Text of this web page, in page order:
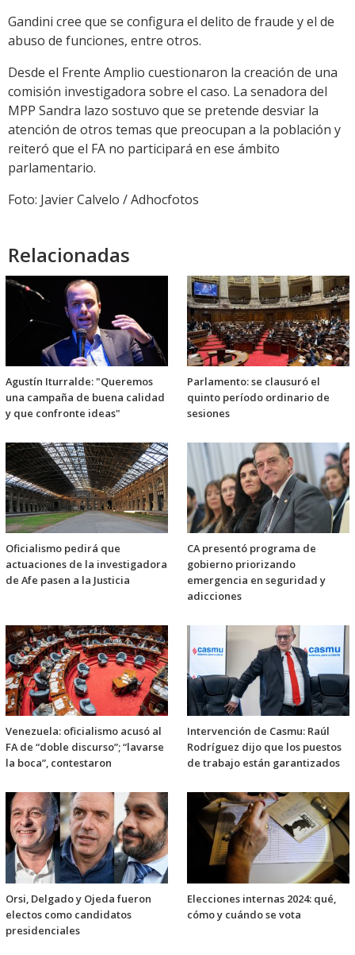
Gandini cree que se configura el delito de fraude y el de
abuso de funciones, entre otros.
Desde el Frente Amplio cuestionaron la creación de una
comisión investigadora sobre el caso. La senadora del
MPP Sandra lazo sostuvo que se pretende desviar la
atención de otros temas que preocupan a la población y
reiteró que el FA no participará en ese ámbito
parlamentario.
Foto: Javier Calvelo / Adhocfotos
Relacionadas
Agustín Iturralde: "Queremos
una campaña de buena calidad
y que confronte ideas"
Parlamento: se clausuró el
quinto período ordinario de
sesiones
Oficialismo pedirá que
actuaciones de la investigadora
de Afe pasen a la Justicia
CA presentó programa de
gobierno priorizando
emergencia en seguridad y
adicciones
Venezuela: oficialismo acusó al
FA de “doble discurso”; “lavarse
la boca”, contestaron
Intervención de Casmu: Raúl
Rodríguez dijo que los puestos
de trabajo están garantizados
Orsi, Delgado y Ojeda fueron
electos como candidatos
presidenciales
Elecciones internas 2024: qué,
cómo y cuándo se vota